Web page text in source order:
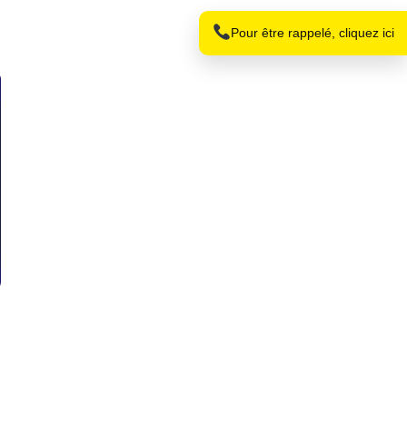
Pour être rappelé, cliquez ici
Téléphone